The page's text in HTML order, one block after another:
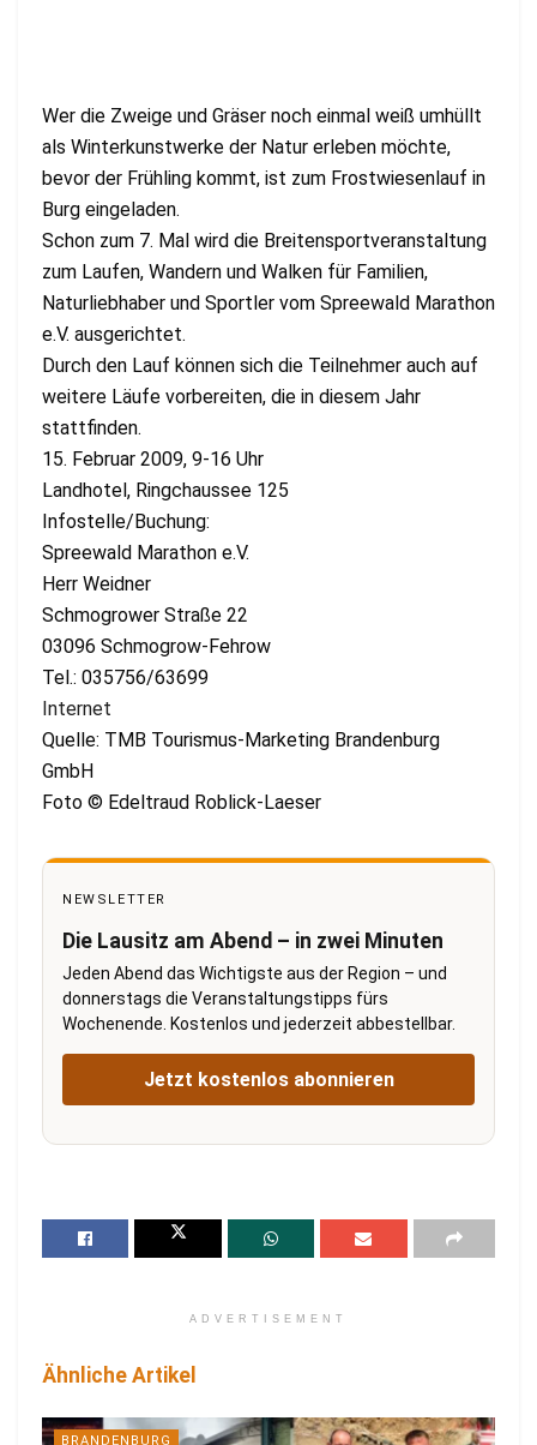
Wer die Zweige und Gräser noch einmal weiß umhüllt
als Winterkunstwerke der Natur erleben möchte,
bevor der Frühling kommt, ist zum Frostwiesenlauf in
Burg eingeladen.
Schon zum 7. Mal wird die Breitensportveranstaltung
zum Laufen, Wandern und Walken für Familien,
Naturliebhaber und Sportler vom Spreewald Marathon
e.V. ausgerichtet.
Durch den Lauf können sich die Teilnehmer auch auf
weitere Läufe vorbereiten, die in diesem Jahr
stattfinden.
15. Februar 2009, 9-16 Uhr
Landhotel, Ringchaussee 125
Infostelle/Buchung:
Spreewald Marathon e.V.
Herr Weidner
Schmogrower Straße 22
03096 Schmogrow-Fehrow
Tel.: 035756/63699
Internet
Quelle: TMB Tourismus-Marketing Brandenburg
GmbH
Foto © Edeltraud Roblick-Laeser
NEWSLETTER
Die Lausitz am Abend – in zwei Minuten
Jeden Abend das Wichtigste aus der Region – und
donnerstags die Veranstaltungstipps fürs
Wochenende. Kostenlos und jederzeit abbestellbar.
Jetzt kostenlos abonnieren
ADVERTISEMENT
Ähnliche Artikel
BRANDENBURG